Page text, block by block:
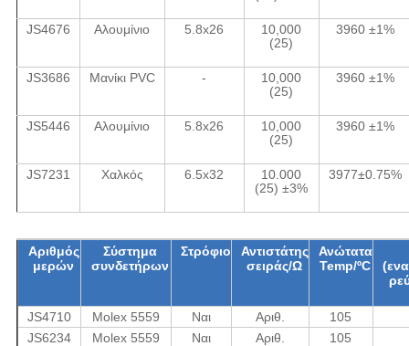
JS4676 Αλουμίνιο 5.8x26
10,000
(25)
3960 ±1%
JS3686 Μανίκι PVC -
10,000
(25)
3960 ±1%
JS5446 Αλουμίνιο 5.8x26
10,000
(25)
3960 ±1%
JS7231 Χαλκός 6.5x32
10.000
(25) ±3%
3977±0.75%
Αριθμός
μερών
Σύστημα
συνδετήρων
Στρόφιο
Αντιστάτης
σειράς/Ω
Ανώτατα
Temp/ºC
JS4710 Molex 5559 Ναι Αριθ.
105
JS6234
Molex 5559 Ναι Αριθ.
105